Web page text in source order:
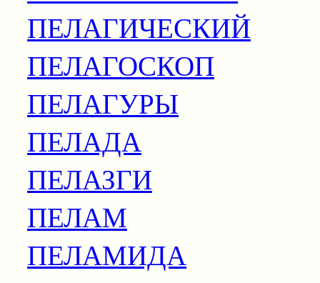
ПЕЛАГИЧЕСКИЙ
ПЕЛАГОСКОП
ПЕЛАГУРЫ
ПЕЛАДА
ПЕЛАЗГИ
ПЕЛАМ
ПЕЛАМИДА